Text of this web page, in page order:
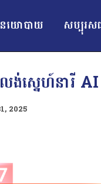
នយោបាយ សប្បុរស
លង់ស្នេហ៍នារី
2025